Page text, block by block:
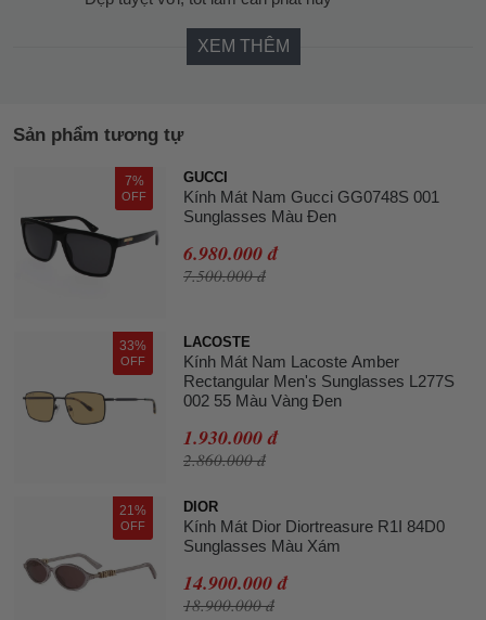
XEM THÊM
Sản phẩm tương tự
7%
OFF
GUCCI
Kính Mát Nam Gucci GG0748S 001
Sunglasses Màu Đen
6.980.000 đ
7.500.000 đ
33%
OFF
LACOSTE
Kính Mát Nam Lacoste Amber
Rectangular Men's Sunglasses L277S
002 55 Màu Vàng Đen
1.930.000 đ
2.860.000 đ
21%
OFF
DIOR
Kính Mát Dior Diortreasure R1I 84D0
Sunglasses Màu Xám
14.900.000 đ
18.900.000 đ